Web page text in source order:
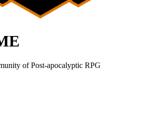
of Post-apocalyptic RPG